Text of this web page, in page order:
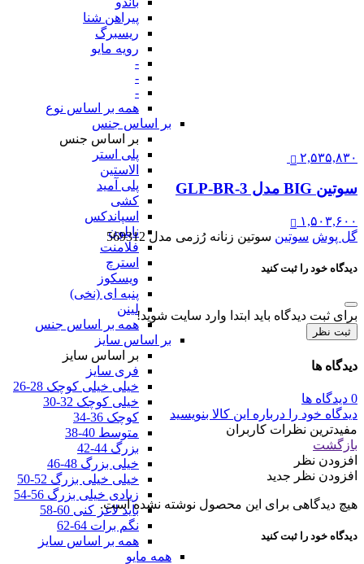
پیراهن شنا
ریسبرگ
رویه مایو
-
-
-
همه بر اساس نوع
بر اساس جنس
بر اساس جنس
پلی استر
الاستین
پلی آمید
کشی
اسپاندکس
نایلون
فلامنت
استرچ
ویسکوز
پنبه ای (نخی)
لینن
همه بر اساس جنس
بر اساس سایز
بر اساس سایز
فری سایز
خیلی خیلی کوچک 28-26
خیلی کوچک 32-30
کوچک 36-34
متوسط 40-38
بزرگ 44-42
خیلی بزرگ 48-46
خیلی خیلی بزرگ 52-50
زیادی خیلی بزرگ 56-54
باید لاغر کنی 60-58
نگم برات 64-62
همه بر اساس سایز
همه مایو
۲,۵۳۵,۸۳۰
سوتین BIG مدل GLP-BR-3
۱,۵۰۳,۶۰۰
گل پوش سوتین سوتین زنانه رُزمی مدل 569312
دیدگاه خود را ثبت کنید
برای ثبت دیدگاه باید ابتدا وارد سایت شوید!
ثبت نظر
دیدگاه ها
0 دیدگاه ها
دیدگاه خود را درباره این کالا بنویسید
مفیدترین نظرات کاربران
بازگشت
افزودن نظر
افزودن نظر جدید
هیچ دیدگاهی برای این محصول نوشته نشده است.
دیدگاه خود را ثبت کنید